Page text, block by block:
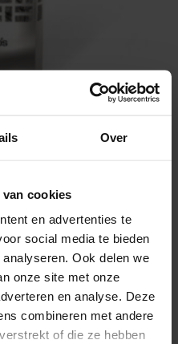
Over
cookies
en advertenties te
social media te bieden
Ook delen we
onze site met onze
en analyse. Deze
combineren met andere
of die ze hebben